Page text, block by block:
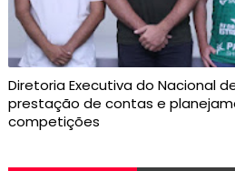
Diretoria Executiva do Nacional
prestação de contas e
competições